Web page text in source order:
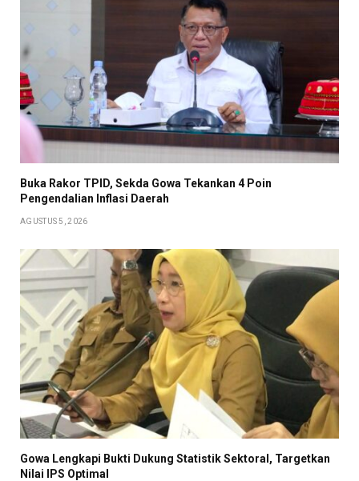
Buka Rakor TPID, Sekda Gowa Tekankan 4 Poin
Pengendalian Inflasi Daerah
AGUSTUS 5, 2026
Gowa Lengkapi Bukti Dukung Statistik Sektoral, Targetkan
Nilai IPS Optimal